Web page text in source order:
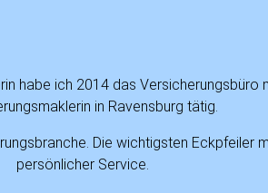
habe ich 2014 das
in Ravensburg tätig.
Die wichtigsten
persönlicher Service.